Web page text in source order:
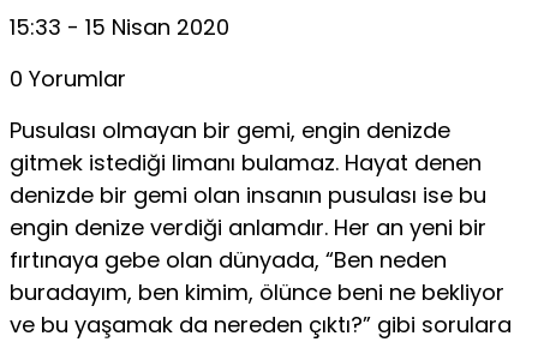
15:33 - 15 Nisan 2020
0 Yorumlar
Pusulası olmayan bir gemi, engin denizde
gitmek istediği limanı bulamaz. Hayat denen
denizde bir gemi olan insanın pusulası ise bu
engin denize verdiği anlamdır. Her an yeni bir
fırtınaya gebe olan dünyada, “Ben neden
buradayım, ben kimim, ölünce beni ne bekliyor
ve bu yaşamak da nereden çıktı?” gibi sorulara